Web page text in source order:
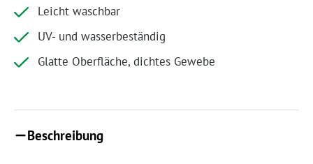
Leicht waschbar
UV- und wasserbeständig
Glatte Oberfläche, dichtes Gewebe
Beschreibung